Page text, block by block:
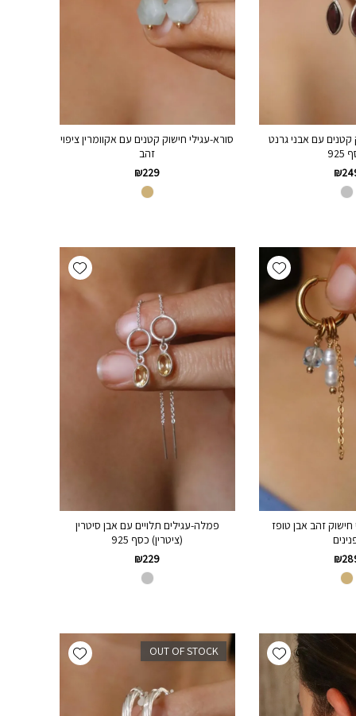
קטנים עם אבני גרנט
₪
סורא-עגילי חישוק קטנים עם אקוומרין ציפוי
זהב
₪229
Add wishlist
חישוק זהב אבן טופז
₪
Add wishlist
פמלה-עגילים תלויים עם אבן סיטרין
(ציטרין) כסף 925
₪229
Add wishlist
Add wishlist OUT OF STOCK